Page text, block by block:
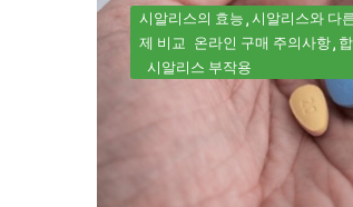
시알리스의 효능 시알리스와 다
제 비교 온라인 구매 주의사항
시알리스 부작용